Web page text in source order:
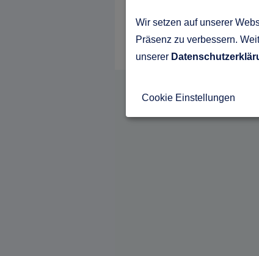
Wir setzen auf unserer
Präsenz zu verbessern.
unserer
Cookie Einstellungen